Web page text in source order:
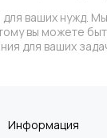
ваших нужд.
вы можете
для ваших
Информация